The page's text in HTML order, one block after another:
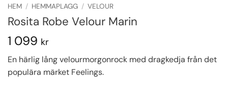
HEM / HEMMAPLAGG / VELOUR
Rosita Robe Velour Marin
1 099 kr
En härlig lång velourmorgonrock med dragkedja från det
populära märket Feelings.